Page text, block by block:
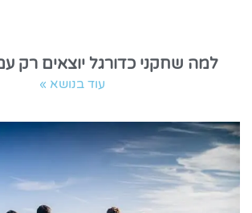
למה שחקני כדורגל יוצאים רק
עוד בנושא »